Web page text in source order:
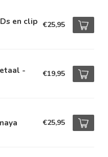
en clip €25,95
- €19,95
€25,95